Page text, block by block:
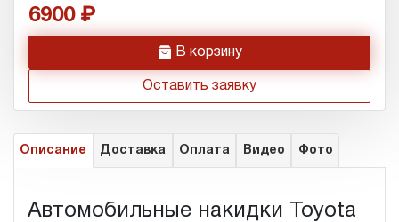
6900
h В корзину
Оставить заявку
Описание Доставка Оплата Видео Фото
Автомобильные накидки Toyota